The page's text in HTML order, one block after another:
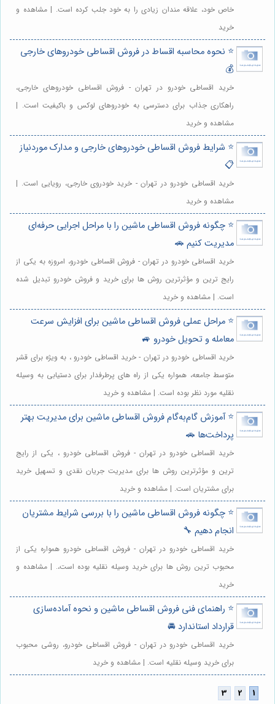
خاص خود، علاقه مندان زیادی را به خود جلب کرده است. | مشاهده و
خرید
⭐️ نحوه محاسبه اقساط در فروش اقساطی خودروهای خارجی
💰
خرید اقساطی خودرو در تهران - فروش اقساطی خودروهای خارجی،
راهکاری جذاب برای دسترسی به خودروهای لوکس و باکیفیت است. |
مشاهده و خرید
⭐️ شرایط فروش اقساطی خودروهای خارجی و مدارک موردنیاز
📋
خرید اقساطی خودرو در تهران - خرید خودروی خارجی، رویایی است. |
مشاهده و خرید
⭐️ چگونه فروش اقساطی ماشین را با مراحل اجرایی حرفه‌ای
مدیریت کنیم 🚗
خرید اقساطی خودرو در تهران - فروش اقساطی خودرو، امروزه به یکی از
رایج ترین و مؤثرترین روش ها برای خرید و فروش خودرو تبدیل شده
است. | مشاهده و خرید
⭐️ مراحل عملی فروش اقساطی ماشین برای افزایش سرعت
معامله و تحویل خودرو 🚙
خرید اقساطی خودرو در تهران - خرید اقساطی خودرو ، به ویژه برای قشر
متوسط جامعه، همواره یکی از راه های پرطرفدار برای دستیابی به وسیله
نقلیه مورد نظر بوده است. | مشاهده و خرید
⭐️ آموزش گام‌به‌گام فروش اقساطی ماشین برای مدیریت بهتر
پرداخت‌ها 🚗
خرید اقساطی خودرو در تهران - فروش اقساطی خودرو ، یکی از رایج
ترین و مؤثرترین روش ها برای مدیریت جریان نقدی و تسهیل خرید
برای مشتریان است. | مشاهده و خرید
⭐️ چگونه فروش اقساطی ماشین را با بررسی شرایط مشتریان
انجام دهیم 🔧
خرید اقساطی خودرو در تهران - فروش اقساطی خودرو همواره یکی از
محبوب ترین روش ها برای خرید وسیله نقلیه بوده است،. | مشاهده و
خرید
⭐️ راهنمای فنی فروش اقساطی ماشین و نحوه آماده‌سازی
قرارداد استاندارد 🚘
خرید اقساطی خودرو در تهران - فروش اقساطی خودرو، روشی محبوب
برای خرید وسیله نقلیه است. | مشاهده و خرید